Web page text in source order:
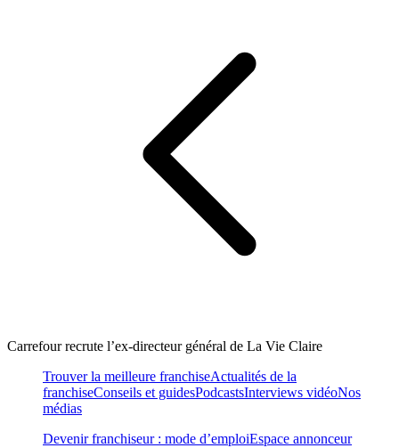
Carrefour recrute l’ex-directeur général de La Vie Claire
Trouver la meilleure franchiseActualités de la
franchiseConseils et guidesPodcastsInterviews vidéoNos
médias
Devenir franchiseur : mode d’emploiEspace annonceur